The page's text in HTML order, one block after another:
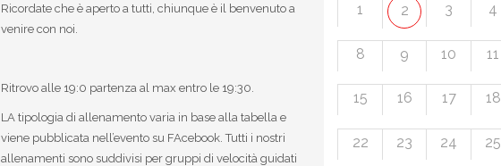
Ricordate che è aperto a tutti, chiunque è il benvenuto a
venire con noi.
Ritrovo alle 19:0 partenza al max entro le 19:30.
LA tipologia di allenamento varia in base alla tabella e
viene pubblicata nell’evento su FAcebook. Tutti i nostri
allenamenti sono suddivisi per gruppi di velocità guidati
1 2 3 4
8 9 10 11
15 16 17 18
22 23 24 25